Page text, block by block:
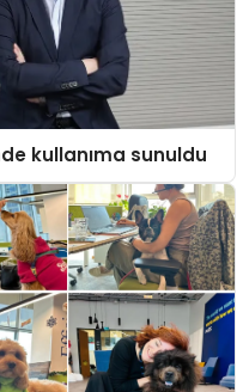
kullanıma sunuldu